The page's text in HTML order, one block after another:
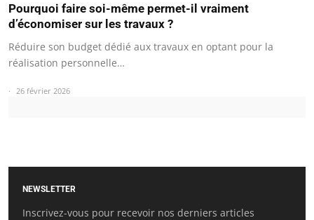
Pourquoi faire soi-même permet-il vraiment
d’économiser sur les travaux ?
Réduire son budget dédié aux travaux en optant pour la
réalisation personnelle…
26 février 2026
NEWSLETTER
Inscrivez-vous pour recevoir nos derniers articles